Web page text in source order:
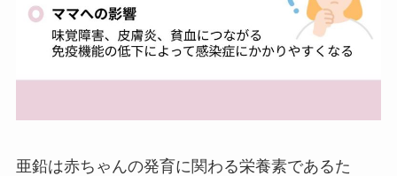
亜鉛は赤ちゃんの発育に関わる栄養素であるた